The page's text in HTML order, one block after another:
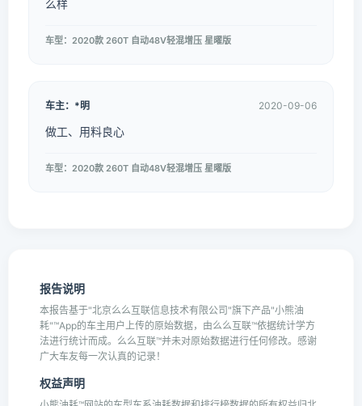
么样
车型：2020款 260T 自动48V轻混增压 星曜版
车主：*明 2020-09-06
做工、用料良心
车型：2020款 260T 自动48V轻混增压 星曜版
报告说明
本报告基于"北京么么互联信息技术有限公司"旗下产品"小熊油
耗"™App的车主用户上传的原始数据，由么么互联™依据统计学方
法进行统计而成。么么互联™并未对原始数据进行任何修改。感谢
广大车友每一次认真的记录！
权益声明